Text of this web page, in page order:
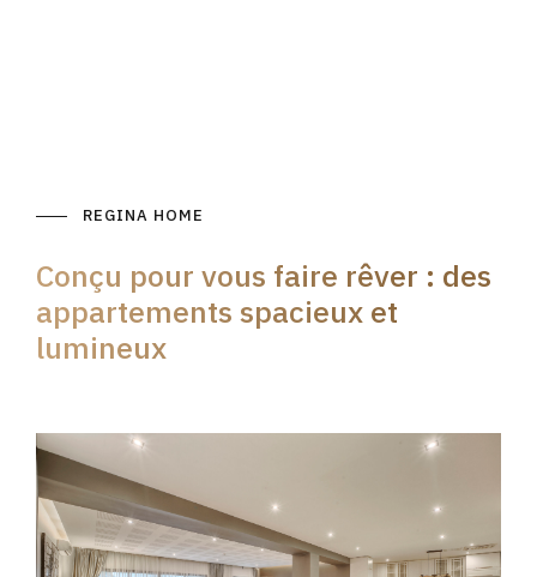
REGINA HOME
Conçu pour vous faire rêver : des
appartements spacieux et
lumineux